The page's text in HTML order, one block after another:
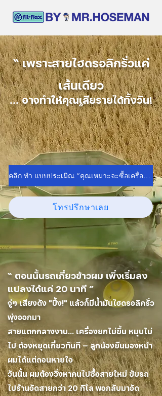
“ เพราะสายไฮดรอลิกรั่วแค่
เส้นเดียว
... อาจทำให้คุณเสียรายได้ทั้งวัน!
”
คลิก ทำ แบบประเมิณ “คุณเหมาะจะซื้อเครื่องอัดสายไหม?”
โทรปรึกษาเลย
“ ตอนนั้นรถเกี่ยวข้าวผม เพิ่งเริ่มลง
แปลงได้แค่ 20 นาที ”
จู่ๆ เสียงดัง "ปึ้ง!" แล้วก็มีน้ำมันไฮดรอลิครั่ว
พุ่งออกมา
สายแตกกลางงาน... เครื่องยกไม่ขึ้น หมุนไม่
ไป ต้องหยุดเกี่ยวทันที — ลูกน้องยืนมองหน้า
ผมได้แต่ถอนหายใจ
วันนั้น ผมต้องวิ่งหาคนไปซื้อสายใหม่ ขับรถ
ไปร้านอัดสายกว่า 20 กิโล พอกลับมาอัด